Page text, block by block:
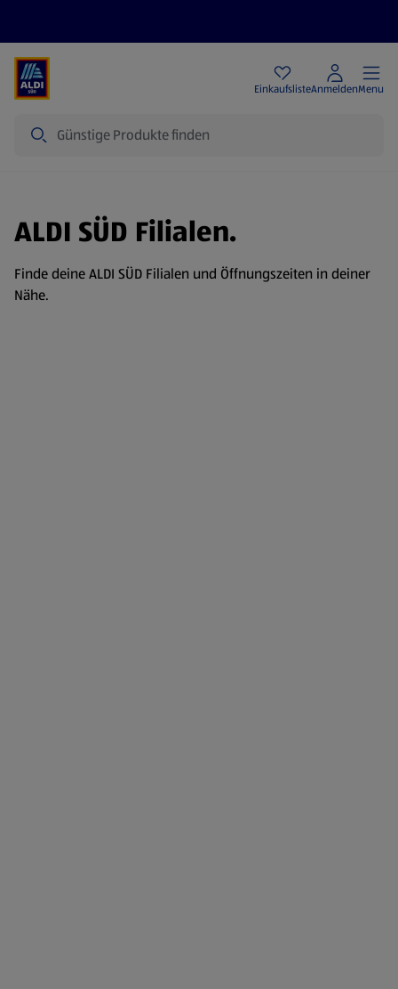
EinkaufslisteAnmeldenMenu
ALDI SÜD Filialen.
Finde deine ALDI SÜD Filialen und Öffnungszeiten in deiner
Nähe.